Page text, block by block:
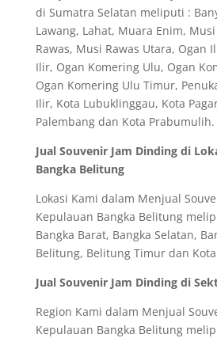
di Sumatra Selatan meliputi :
Lawang, Lahat, Muara Enim,
Rawas, Musi Rawas Utara, Ogan
Ilir, Ogan Komering Ulu, Ogan
Ogan Komering Ulu Timur,
Ilir, Kota Lubuklinggau, Kota
Palembang dan Kota Prabumulih.
Jual Souvenir Jam Dinding di
Bangka Belitung
Lokasi Kami dalam Menjual
Kepulauan Bangka Belitung
Bangka Barat, Bangka Selatan,
Belitung, Belitung Timur dan
Jual Souvenir Jam Dinding di
Region Kami dalam Menjual
Kepulauan Bangka Belitung